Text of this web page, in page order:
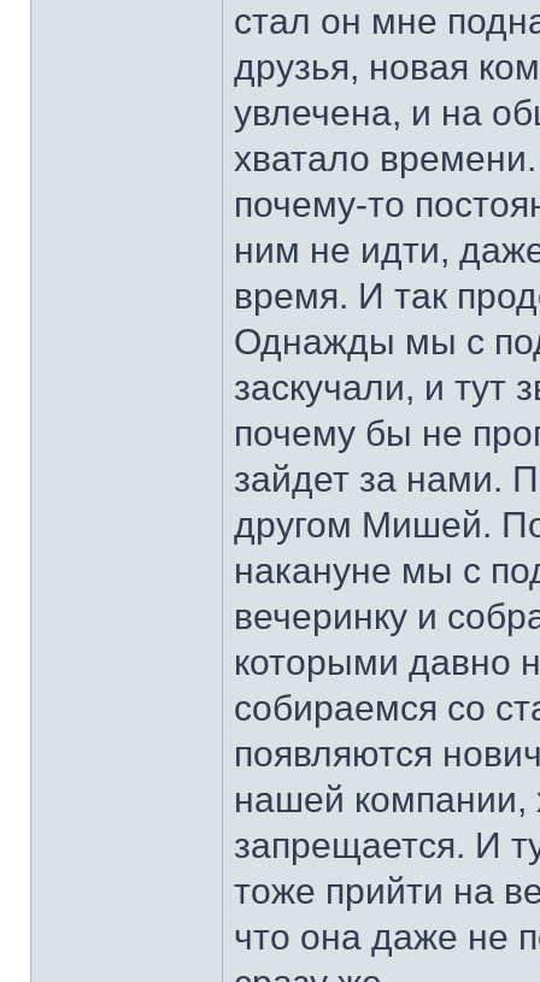
стал он мне
друзья, новая
увлечена, и на
хватало
почему-то
ним не идти,
время. И так
Однажды мы с
заскучали, и
почему бы не
зайдет за нами.
другом Мишей.
накануне мы с
вечеринку и
которыми давно
собираемся со
появляются
нашей компании,
запрещается. И
тоже прийти на
что она даже не